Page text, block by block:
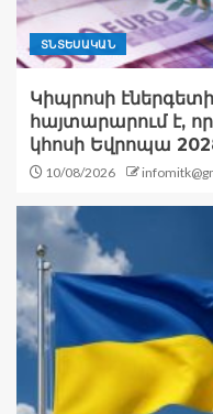
ՏՆՏԵՍԱԿԱՆ
Կիպրոսի
հայտարարում է,
կհոսի Եվրոպա
10/08/2026